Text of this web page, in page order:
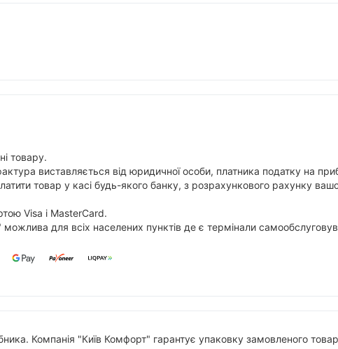
товару.
виставляється від юридичної особи, платника податку на
товар у касі будь-якого банку, з розрахункового рахунку
Visa і MasterCard.
для всіх населених пунктів де є термінали
Компанія "Київ Комфорт" гарантує упаковку замовленого